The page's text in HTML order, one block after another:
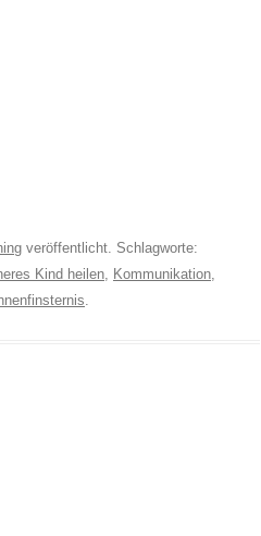
veröffentlicht. Schlagworte:
Kind heilen, Kommunikation,
.